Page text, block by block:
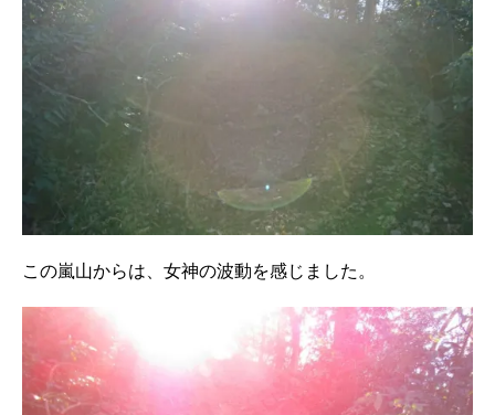
この嵐山からは、女神の波動を感じました。